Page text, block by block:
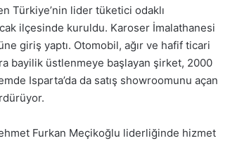
Türkiye’nin lider tüketici odaklı
ilçesinde kuruldu. Karoser İmalathanesi
giriş yaptı. Otomobil, ağır ve hafif ticari
bayilik üstlenmeye başlayan şirket, 2000
Isparta’da da satış showroomunu açan
Furkan Meçikoğlu liderliğinde hizmet